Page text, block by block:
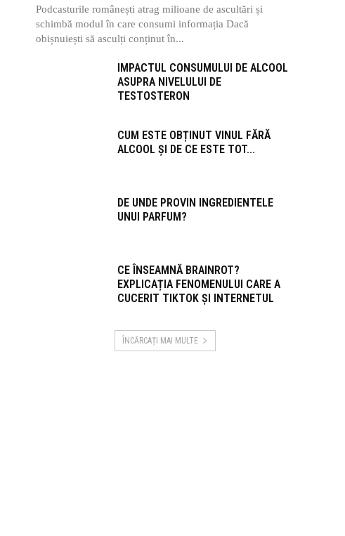
Podcasturile românești atrag milioane de ascultări și
schimbă modul în care consumi informația Dacă
obișnuiești să asculți conținut în...
IMPACTUL CONSUMULUI DE ALCOOL
ASUPRA NIVELULUI DE
TESTOSTERON
CUM ESTE OBȚINUT VINUL FĂRĂ
ALCOOL ȘI DE CE ESTE TOT...
DE UNDE PROVIN INGREDIENTELE
UNUI PARFUM?
CE ÎNSEAMNĂ BRAINROT?
EXPLICAȚIA FENOMENULUI CARE A
CUCERIT TIKTOK ȘI INTERNETUL
ÎNCĂRCAȚI MAI MULTE